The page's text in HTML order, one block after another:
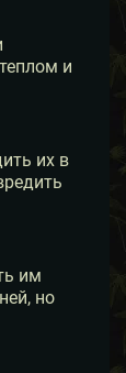
и
их в
им
но